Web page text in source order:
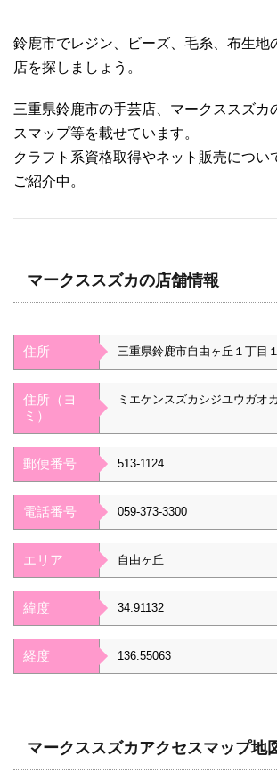
鈴鹿市でレジン、ビーズ、毛糸、布生地
店を探しましょう。
三重県鈴鹿市の手芸店、マークススズカ
スマップ等を載せています。
クラフト系資格取得やネット販売につい
ご紹介中。
マークススズカの店舗情報
住所 三重県鈴鹿市自由ヶ丘１丁目
住所（ヨ
ミ）
ミエケンスズカシジユウガオカ
郵便番号 513-1124
電話番号 059-373-3300
エリア 自由ヶ丘
緯度 34.91132
経度 136.55063
マークススズカアクセスマップ地